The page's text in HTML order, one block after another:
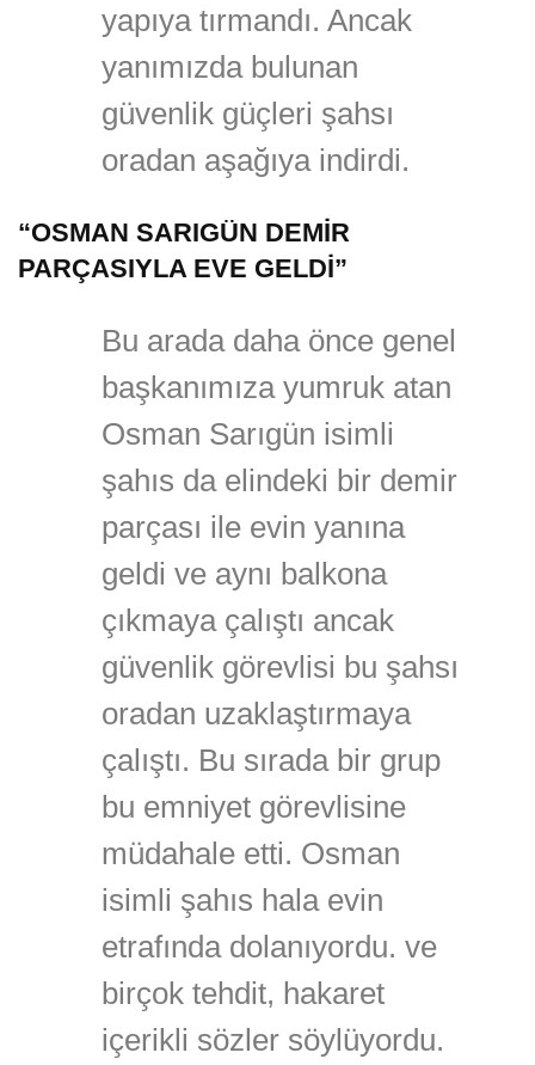
yapıya tırmandı. Ancak
yanımızda bulunan
güvenlik güçleri şahsı
oradan aşağıya indirdi.
“OSMAN SARIGÜN DEMİR
PARÇASIYLA EVE GELDİ”
Bu arada daha önce genel
başkanımıza yumruk atan
Osman Sarıgün isimli
şahıs da elindeki bir demir
parçası ile evin yanına
geldi ve aynı balkona
çıkmaya çalıştı ancak
güvenlik görevlisi bu şahsı
oradan uzaklaştırmaya
çalıştı. Bu sırada bir grup
bu emniyet görevlisine
müdahale etti. Osman
isimli şahıs hala evin
etrafında dolanıyordu. ve
birçok tehdit, hakaret
içerikli sözler söylüyordu.